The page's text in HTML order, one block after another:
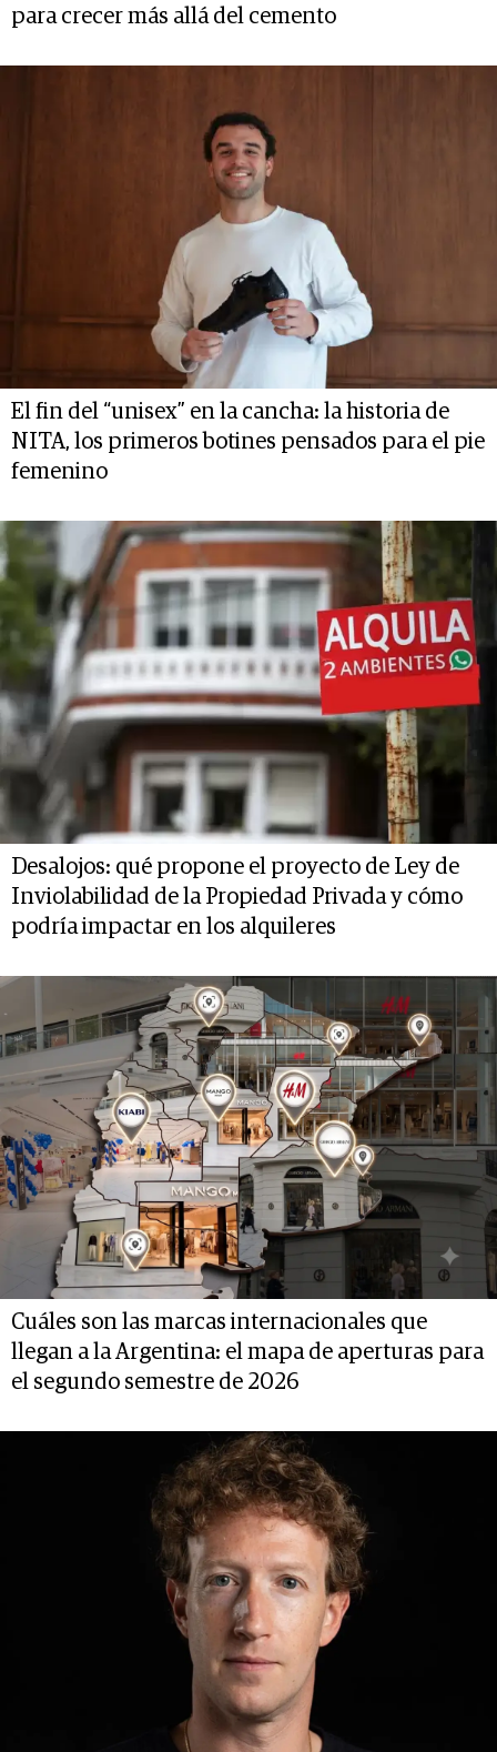
para crecer más allá del cemento
El fin del “unisex” en la cancha: la historia de
NITA, los primeros botines pensados para el pie
femenino
Desalojos: qué propone el proyecto de Ley de
Inviolabilidad de la Propiedad Privada y cómo
podría impactar en los alquileres
Cuáles son las marcas internacionales que
llegan a la Argentina: el mapa de aperturas para
el segundo semestre de 2026